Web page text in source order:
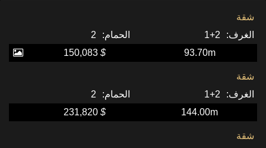
شقة
2+1
2
93.70m
$
150,083
شقة
2+1
2
144.00m
$
231,820
شقة